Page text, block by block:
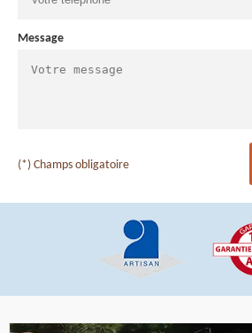
Message
(*) Champs obligatoire